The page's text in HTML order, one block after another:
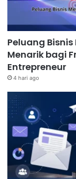
Peluang
Menarik bagi
Entrepreneur
4 hari ago